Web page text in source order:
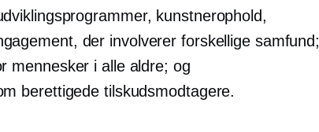
kunstnerophold,
der involverer forskellige samfund;
mennesker i alle aldre; og
berettigede tilskudsmodtagere.